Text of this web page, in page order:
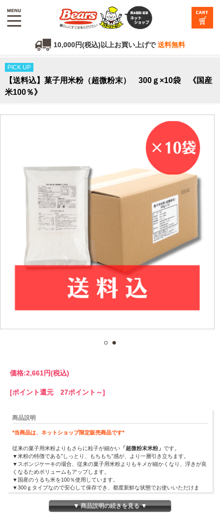
10,000円(税込)以上お買い上げで送料無料
PICK UP
【送料込】菓子用米粉（超微粉末） 300ｇ×10袋 《国産
米100％》
価格:2,661円(税込)
[ポイント還元 27ポイント～]
商品説明
*当商品は、ネットショップ限定販売商品です*
従来の菓子用米粉よりもさらに粒子が細かい 「超微粉末米粉」 です。
▼米粉の特徴である”しっとり、もちもち”感が、より一層引き立ちます。
▼スポンジケーキの場合、従来の菓子用米粉よりもキメが細かくなり、浮きが良
くなるためボリュームもアップします。
▼国産のうるち米を100％使用しています。
▼300ｇタイプなので安心して保存でき、都度新鮮な状態でお使いいただけま
▼ 商品説明の続きを見る ▼